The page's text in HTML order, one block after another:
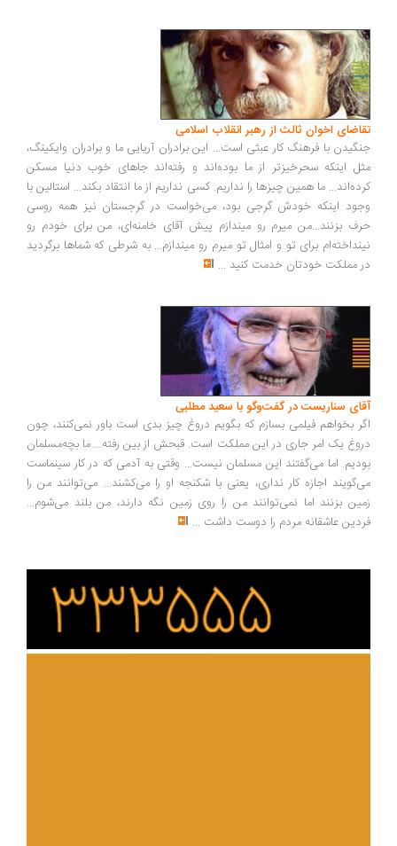
اخوان ثالث از رهبر انقلاب اسلامی
با فرهنگ کار عبثی است... این برادران آریایی ما و برادران وایکینگ،
اینکه سحرخیزتر از ما بوده‌اند و رفته‌اند جاهای خوب دنیا مسکن
ما همین چیزها را نداریم. کسی نداریم از ما انتقاد بکند... استالین با
اینکه خودش گرجی بود، می‌خواست در گرجستان نیز همه روسی
بزنند...من میرم رو میندازم پیش آقای خامنه‌ای، من برای خودم رو
برای تو و امثال تو میرم رو میندازم... به شرطی که شماها برگردید
مملکت خودتان خدمت کنید...
سناریست در گفت‌وگو با سعید مطلبی
بخواهم فیلمی بسازم که بگویم دروغ چیز بدی است باور نمی‌کنند، چون
یک امر جاری در این مملکت است. قبحش از بین رفته... ما بچه‌مسلمان
اما می‌گفتند این مسلمان نیست... وقتی به آدمی که در کار سینماست
اجازه کار نداری، یعنی با شکنجه او را می‌کشند... می‌توانند من را
بزنند اما نمی‌توانند من را روی زمین نگه دارند، من بلند می‌شوم...
عاشقانه مردم را دوست داشت ...